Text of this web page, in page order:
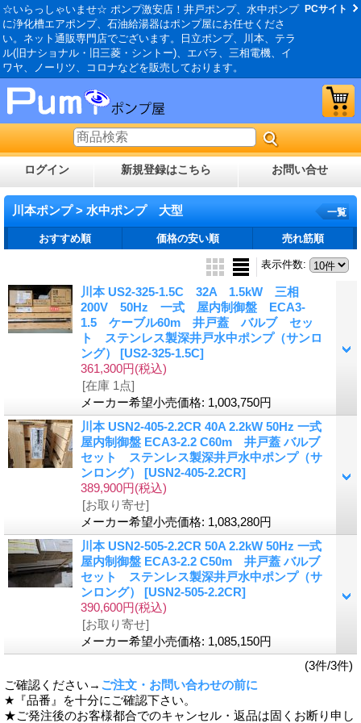
☆いらっしゃいませ☆ ポンプ激安店！井戸ポンプ、水中ポンプ
に浄化槽エアポンプ、石油給湯器はポンプ屋にお任せくださ
い。ネット通販専門店でございます。日立ポンプ、川本、テラ
ル(旧ナショナル・旧三菱・シントー)、エバラ、三相電機、イ
ワヤ、ノーリツ、コロナなどを販売しております。
PCサイト
ログイン 新規登録はこちら お問い合せ
川本ポンプ > 水中ポンプ 大型 一覧
おすすめ順 価格の安い順 売れ筋順
表示件数:
川本 US2-325-1.5C 32A 1.5kW 三相
200V 50Hz 一式 屋内制御盤 ECA3-
1.5 ケーブル60m 井戸蓋 バルブ セッ
ト ステンレス製深井戸水中ポンプ（サンロ
ング） [US2-325-1.5C]
361,300円(税込)
[在庫 1点]
メーカー希望小売価格: 1,003,750円
川本 USN2-405-2.2CR 40A 2.2kW 50Hz 一式
屋内制御盤 ECA3-2.2 C60m 井戸蓋 バルブ
セット ステンレス製深井戸水中ポンプ（サ
ンロング） [USN2-405-2.2CR]
389,900円(税込)
[お取り寄せ]
メーカー希望小売価格: 1,083,280円
川本 USN2-505-2.2CR 50A 2.2kW 50Hz 一式
屋内制御盤 ECA3-2.2 C50m 井戸蓋 バルブ
セット ステンレス製深井戸水中ポンプ（サ
ンロング） [USN2-505-2.2CR]
390,600円(税込)
[お取り寄せ]
メーカー希望小売価格: 1,085,150円
(3件/3件)
ご確認ください→ ご注文・お問い合わせの前に
★『品番』を十分にご確認下さい。
★ご発注後のお客様都合でのキャンセル・返品は固くお断り申し